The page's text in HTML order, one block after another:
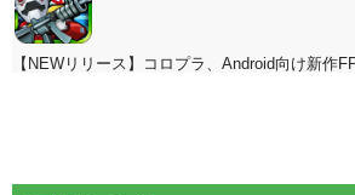
【NEWリリース】コロプラ、Android向け新作